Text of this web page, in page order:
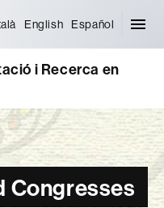
English Español
i Recerca en
Congresses